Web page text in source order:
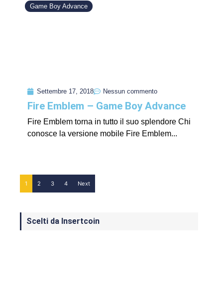
Game Boy Advance
Settembre 17, 2018 Nessun commento
Fire Emblem – Game Boy Advance
Fire Emblem torna in tutto il suo splendore Chi
conosce la versione mobile Fire Emblem...
1 2 3 4 Next
Scelti da Insertcoin